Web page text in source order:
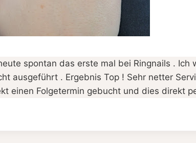
spontan das erste mal bei Ringnails .
ausgeführt . Ergebnis Top ! Sehr netter
einen Folgetermin gebucht und dies direkt